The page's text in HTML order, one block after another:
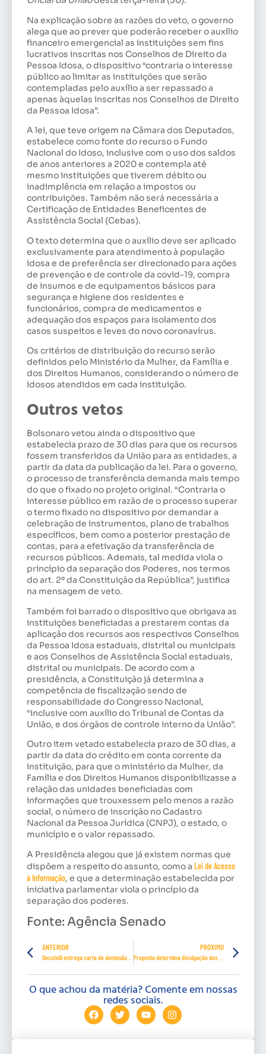
Na explicação sobre as razões do veto, o governo
alega que ao prever que poderão receber o auxílio
financeiro emergencial as instituições sem fins
lucrativos inscritas nos Conselhos de Direito da
Pessoa Idosa, o dispositivo “contraria o interesse
público ao limitar as instituições que serão
contempladas pelo auxílio a ser repassado a
apenas àquelas inscritas nos Conselhos de Direito
da Pessoa Idosa”.
A lei, que teve origem na Câmara dos Deputados,
estabelece como fonte do recurso o Fundo
Nacional do Idoso, inclusive com o uso dos saldos
de anos anteriores a 2020 e contempla até
mesmo instituições que tiverem débito ou
inadimplência em relação a impostos ou
contribuições. Também não será necessária a
Certificação de Entidades Beneficentes de
Assistência Social (Cebas).
O texto determina que o auxílio deve ser aplicado
exclusivamente para atendimento à população
idosa e de preferência ser direcionado para ações
de prevenção e de controle da covid-19, compra
de insumos e de equipamentos básicos para
segurança e higiene dos residentes e
funcionários, compra de medicamentos e
adequação dos espaços para isolamento dos
casos suspeitos e leves do novo coronavírus.
Os critérios de distribuição do recurso serão
definidos pelo Ministério da Mulher, da Família e
dos Direitos Humanos, considerando o número de
idosos atendidos em cada instituição.
Outros vetos
Bolsonaro vetou ainda o dispositivo que
estabelecia prazo de 30 dias para que os recursos
fossem transferidos da União para as entidades, a
partir da data da publicação da lei. Para o governo,
o processo de transferência demanda mais tempo
do que o fixado no projeto original. “Contraria o
interesse público em razão de o processo superar
o termo fixado no dispositivo por demandar a
celebração de instrumentos, plano de trabalhos
específicos, bem como a posterior prestação de
contas, para a efetivação da transferência de
recursos públicos. Ademais, tal medida viola o
princípio da separação dos Poderes, nos termos
do art. 2º da Constituição da República”, justifica
na mensagem de veto.
Também foi barrado o dispositivo que obrigava as
instituições beneficiadas a prestarem contas da
aplicação dos recursos aos respectivos Conselhos
da Pessoa Idosa estaduais, distrital ou municipais
e aos Conselhos de Assistência Social estaduais,
distrital ou municipais. De acordo com a
presidência, a Constituição já determina a
competência de fiscalização sendo de
responsabilidade do Congresso Nacional,
“inclusive com auxílio do Tribunal de Contas da
União, e dos órgãos de controle interno da União”.
Outro item vetado estabelecia prazo de 30 dias, a
partir da data do crédito em conta corrente da
instituição, para que o ministério da Mulher, da
Família e dos Direitos Humanos disponibilizasse a
relação das unidades beneficiadas com
informações que trouxessem pelo menos a razão
social, o número de inscrição no Cadastro
Nacional da Pessoa Jurídica (CNPJ), o estado, o
município e o valor repassado.
A Presidência alegou que já existem normas que
dispõem a respeito do assunto, como a Lei de Acesso
à Informação, e que a determinação estabelecida por
iniciativa parlamentar viola o princípio da
separação dos poderes.
Fonte: Agência Senado
ANTERIOR PRÓXIMO
O que achou da matéria? Comente em nossas
redes sociais.